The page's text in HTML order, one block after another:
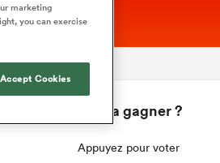
Qui va gagner ?
Appuyez pour voter
marketing
you can exercise
Accept Cookies